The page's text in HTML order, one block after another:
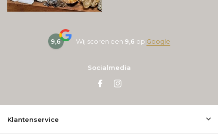
9,6 Wij scoren een 9,6 op Google
Socialmedia
Klantenservice